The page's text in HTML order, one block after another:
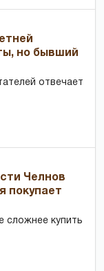
но бывший
отвечает
Челнов
покупает
сложнее купить